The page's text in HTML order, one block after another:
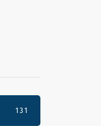
131